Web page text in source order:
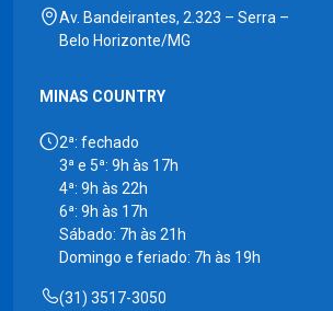
Av. Bandeirantes, 2.323 – Serra –
Belo Horizonte/MG
MINAS COUNTRY
2ª: fechado
3ª e 5ª: 9h às 17h
4ª: 9h às 22h
6ª: 9h às 17h
Sábado: 7h às 21h
Domingo e feriado: 7h às 19h
(31) 3517-3050